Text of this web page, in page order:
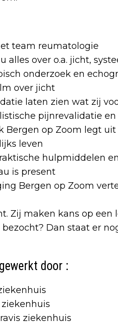
team reumatologie
alles over o.a. jicht,
onderzoek en
over jicht
laten zien wat zij
pijnrevalidatie
Bergen op Zoom legt
leven
hulpmiddelen
is present
Bergen op Zoom
Zij maken kans op een
Dan staat er
door :
ziekenhuis